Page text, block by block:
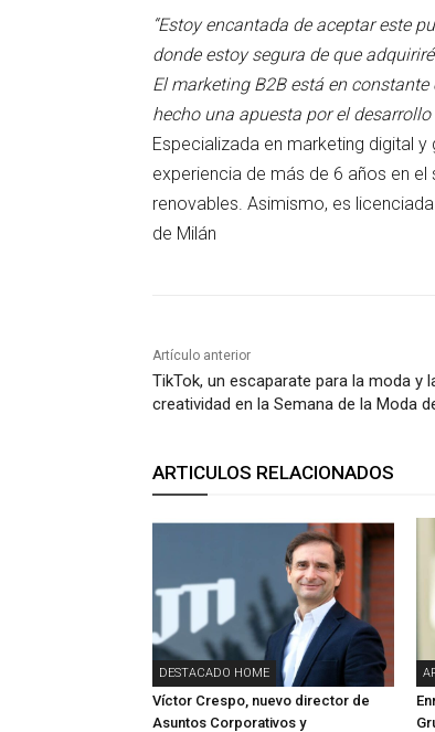
“Estoy encantada de aceptar este
donde estoy segura de que
El marketing B2B está en
hecho una apuesta por el
Especializada en marketing digital
experiencia de más de 6 años en
renovables. Asimismo, es
de Milán
Artículo anterior
TikTok, un escaparate para la moda y
creatividad en la Semana de la Moda
ARTICULOS RELACIONADOS
DESTACADO HOME
Víctor Crespo, nuevo director de
Asuntos Corporativos y